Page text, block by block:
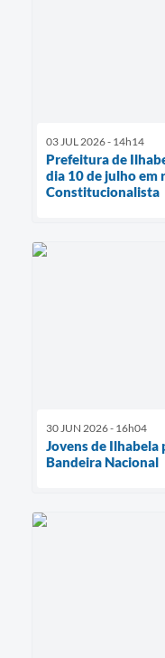
03 JUL 2026 - 14h14
Prefeitura de
dia 10 de julho em
Constitucionalista
30 JUN 2026 - 16h04
Jovens de
Bandeira Nacional